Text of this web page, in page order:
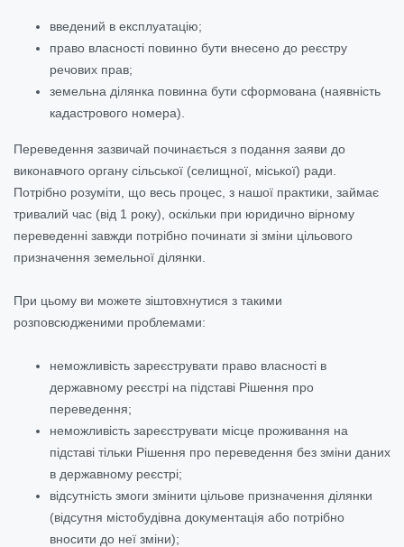
введений в експлуатацію;
право власності повинно бути внесено до реєстру
речових прав;
земельна ділянка повинна бути сформована (наявність
кадастрового номера).
Переведення зазвичай починається з подання заяви до
виконавчого органу сільської (селищної, міської) ради.
Потрібно розуміти, що весь процес, з нашої практики, займає
тривалий час (від 1 року), оскільки при юридично вірному
переведенні завжди потрібно починати зі зміни цільового
призначення земельної ділянки.
При цьому ви можете зіштовхнутися з такими
розповсюдженими проблемами:
неможливість зареєструвати право власності в
державному реєстрі на підставі Рішення про
переведення;
неможливість зареєструвати місце проживання на
підставі тільки Рішення про переведення без зміни даних
в державному реєстрі;
відсутність змоги змінити цільове призначення ділянки
(відсутня містобудівна документація або потрібно
вносити до неї зміни);